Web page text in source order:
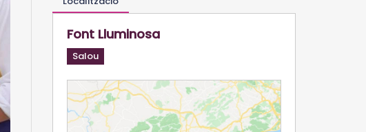
Font Lluminosa
Salou